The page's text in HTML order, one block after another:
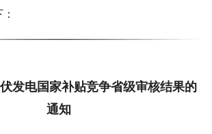
发电国家补贴竞争省级审核结果的
通知